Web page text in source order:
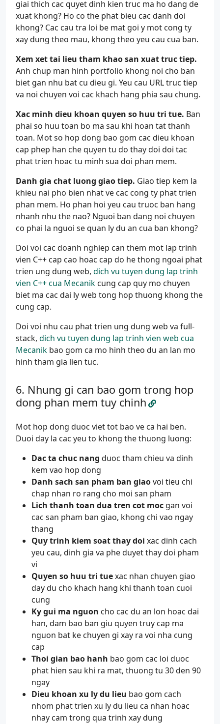
giai thich cac quyet dinh kien truc ma ho dang de
xuat khong? Ho co the phat bieu cac danh doi
khong? Cac cau tra loi be mat goi y mot cong ty
xay dung theo mau, khong theo yeu cau cua ban.
Xem xet tai lieu tham khao san xuat truc tiep.
Anh chup man hinh portfolio khong noi cho ban
biet gan nhu bat cu dieu gi. Yeu cau URL truc tiep
va noi chuyen voi cac khach hang phia sau chung.
Xac minh dieu khoan quyen so huu tri tue. Ban
phai so huu toan bo ma sau khi hoan tat thanh
toan. Mot so hop dong bao gom cac dieu khoan
cap phep han che quyen tu do thay doi doi tac
phat trien hoac tu minh sua doi phan mem.
Danh gia chat luong giao tiep. Giao tiep kem la
khieu nai pho bien nhat ve cac cong ty phat trien
phan mem. Ho phan hoi yeu cau truoc ban hang
nhanh nhu the nao? Nguoi ban dang noi chuyen
co phai la nguoi se quan ly du an cua ban khong?
Doi voi cac doanh nghiep can them mot lap trinh
vien C++ cap cao hoac cap do he thong ngoai phat
trien ung dung web, dich vu tuyen dung lap trinh
vien C++ cua Mecanik cung cap quy mo chuyen
biet ma cac dai ly web tong hop thuong khong the
cung cap.
Doi voi nhu cau phat trien ung dung web va full-
stack, dich vu tuyen dung lap trinh vien web cua
Mecanik bao gom ca mo hinh theo du an lan mo
hinh tham gia lien tuc.
Nhung gi can bao gom trong hop
dong phan mem tuy chinh
Mot hop dong duoc viet tot bao ve ca hai ben.
Duoi day la cac yeu to khong the thuong luong:
Dac ta chuc nang duoc tham chieu va dinh
kem vao hop dong
Danh sach san pham ban giaovoi tieu chi
chap nhan ro rang cho moi san pham
Lich thanh toan dua tren cot moc gan voi
cac san pham ban giao, khong chi vao ngay
thang
Quy trinh kiem soat thay doi xac dinh cach
yeu cau, dinh gia va phe duyet thay doi pham
vi
Quyen so huu tri tuexac nhan chuyen giao
day du cho khach hang khi thanh toan cuoi
cung
Ky gui ma nguon cho cac du an lon hoac dai
han, dam bao ban giu quyen truy cap ma
nguon bat ke chuyen gi xay ra voi nha cung
cap
Thoi gian bao hanh bao gom cac loi duoc
phat hien sau khi ra mat, thuong tu 30 den 90
ngay
Dieu khoan xu ly du lieu bao gom cach
nhom phat trien xu ly du lieu ca nhan hoac
nhay cam trong qua trinh xay dung